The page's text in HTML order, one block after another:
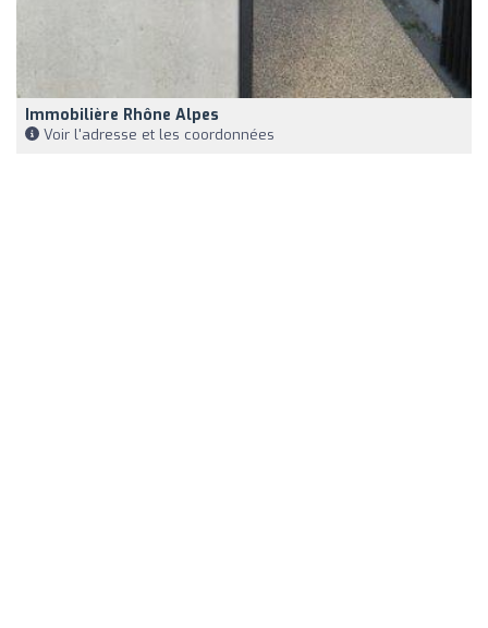
Immobilière Rhône Alpes
Voir l'adresse et les coordonnées